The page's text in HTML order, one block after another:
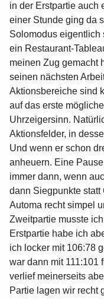
in der Erstpartie auch
einer Stunde ging da
Solomodus eigentlich
ein Restaurant-
meinen Zug gemacht
seinen nächsten
Aktionsbereiche sind
auf das erste
Uhrzeigersinn.
Aktionsfelder, in
Und wenn er schon
anheuern. Eine
immer dann, wenn
dann Siegpunkte
Automa recht simpel
Zweitpartie musste
Erstpartie habe ich
ich locker mit 106:78
war dann mit 111:101
verlief meinerseits
Partie lagen wir recht